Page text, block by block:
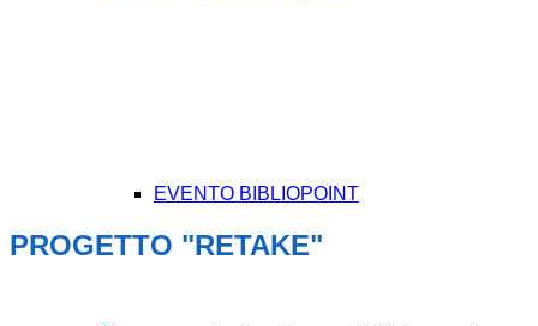
EVENTO BIBLIOPOINT
PROGETTO "RETAKE"